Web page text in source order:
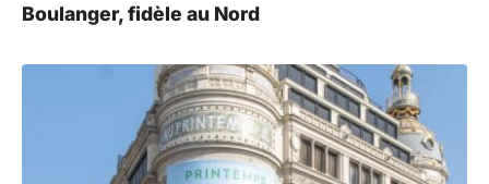
Boulanger, fidèle au Nord